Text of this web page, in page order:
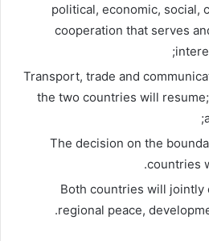
political, economic, social,
cooperation that serves
Transport, trade and
the two countries will
The decision on the
countries
Both countries will jointly
regional peace,